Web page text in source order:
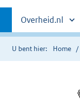
Primaire
navigatie
Andere
sites
binnen
Overheid.nl
U bent hier: Home